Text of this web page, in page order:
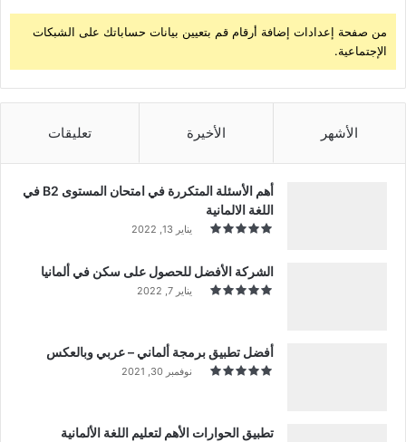
من صفحة إعدادات إضافة أرقام قم بتعيين بيانات حساباتك على الشبكات
الإجتماعية.
الأشهر الأخيرة تعليقات
أهم الأسئلة المتكررة في امتحان المستوى B2 في
اللغة الالمانية
يناير 13, 2022
الشركة الأفضل للحصول على سكن في ألمانيا
يناير 7, 2022
أفضل تطبيق برمجة ألماني – عربي وبالعكس
نوفمبر 30, 2021
تطبيق الحوارات الأهم لتعليم اللغة الألمانية